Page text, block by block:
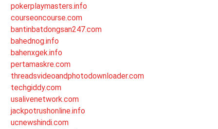
pokerplaymasters.info
courseoncourse.com
bantinbatdongsan247.com
bahednog.info
bahenxgek.info
pertamaskre.com
threadsvideoandphotodownloader.com
techgiddy.com
usalivenetwork.com
jackpotrushonline.info
ucnewshindi.com